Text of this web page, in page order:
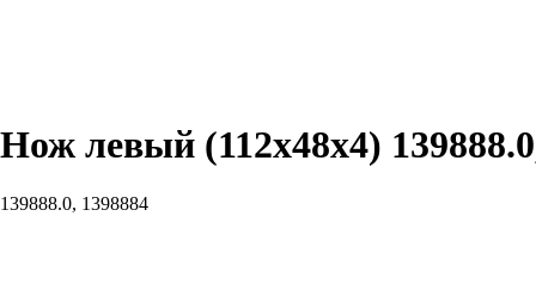
Нож левый (112х48х4)
139888.0, 1398884